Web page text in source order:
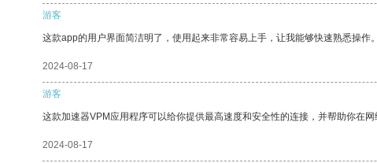
游客
这款app的用户界面简洁明了，使用起来非常容易上手，让我能够快速熟悉操作
2024-08-17
游客
这款加速器VPM应用程序可以给你提供最高速度和安全性的连接，并帮助你在网
2024-08-17